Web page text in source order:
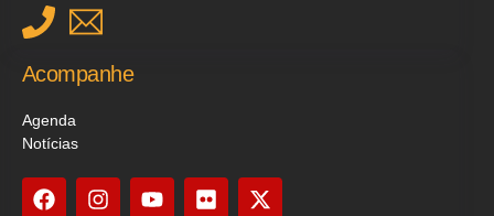
Acompanhe
Agenda
Notícias